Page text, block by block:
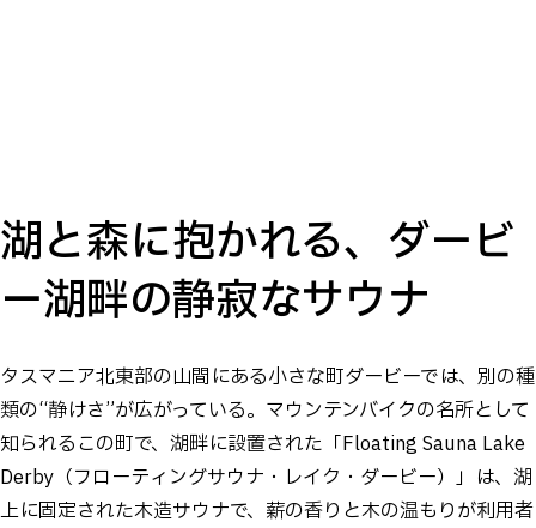
湖と森に抱かれる、ダービ
ー湖畔の静寂なサウナ
タスマニア北東部の山間にある小さな町ダービーでは、別の種
類の“静けさ”が広がっている。マウンテンバイクの名所として
知られるこの町で、湖畔に設置された「Floating Sauna Lake
Derby（フローティングサウナ・レイク・ダービー）」は、湖
上に固定された木造サウナで、薪の香りと木の温もりが利用者